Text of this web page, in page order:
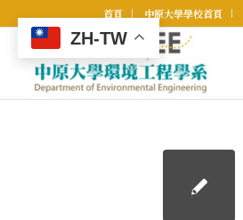
首頁 中原大學學校首頁
ZH-TW